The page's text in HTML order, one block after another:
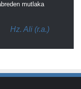
mutlaka
Hz. Ali (r.a.)